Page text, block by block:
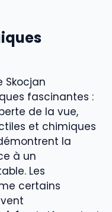
Skocjan
fascinantes :
de la vue,
et chimiques
la
à un
Les
certains